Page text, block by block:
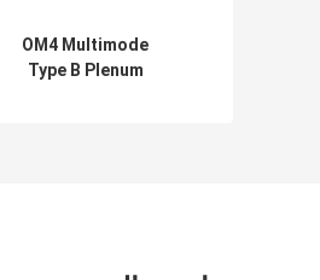
OM4 Multimode
Type B Plenum